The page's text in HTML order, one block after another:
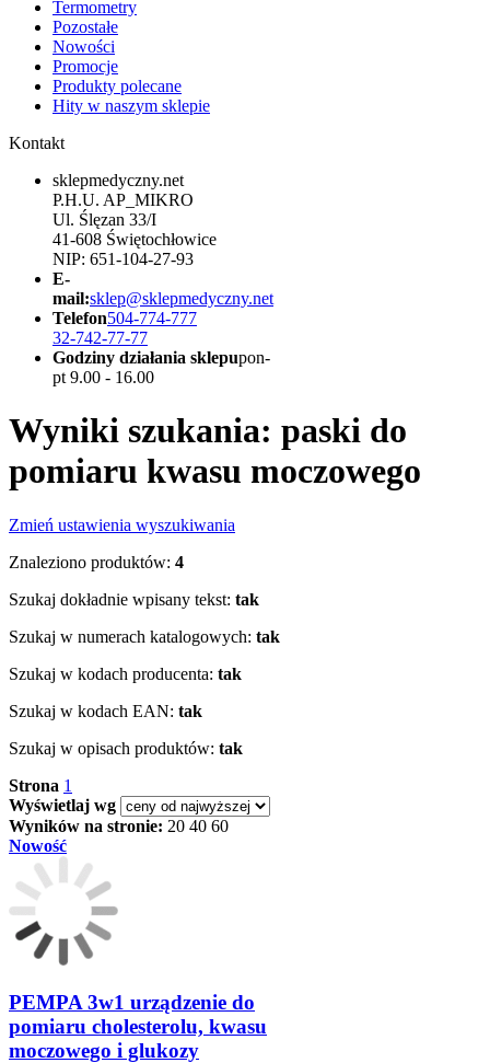
Termometry
Pozostałe
Nowości
Promocje
Produkty polecane
Hity w naszym sklepie
Kontakt
sklepmedyczny.net
P.H.U. AP_MIKRO
Ul. Ślęzan 33/I
41-608 Świętochłowice
NIP: 651-104-27-93
E-
mail:sklep@sklepmedyczny.net
Telefon504-774-777
32-742-77-77
Godziny działania sklepupon-
pt 9.00 - 16.00
Wyniki szukania: paski do
pomiaru kwasu moczowego
Zmień ustawienia wyszukiwania
Znaleziono produktów: 4
Szukaj dokładnie wpisany tekst: tak
Szukaj w numerach katalogowych: tak
Szukaj w kodach producenta: tak
Szukaj w kodach EAN: tak
Szukaj w opisach produktów: tak
Strona 1
Wyświetlaj wg
Wyników na stronie: 20 40 60
Nowość
PEMPA 3w1 urządzenie do
pomiaru cholesterolu, kwasu
moczowego i glukozy